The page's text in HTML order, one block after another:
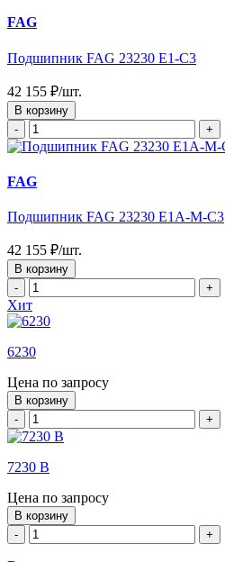
FAG
Подшипник FAG 23230 E1-C3
42 155 ₽/шт.
В корзину
-
+
FAG
Подшипник FAG 23230 E1A-M-C3
42 155 ₽/шт.
В корзину
-
+
Хит
6230
Цена по запросу
В корзину
-
+
7230 B
Цена по запросу
В корзину
-
+